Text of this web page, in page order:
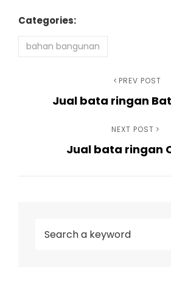
Categories:
bahan bangunan
PREV POST
Jual bata ringan
NEXT POST
Jual bata ringan